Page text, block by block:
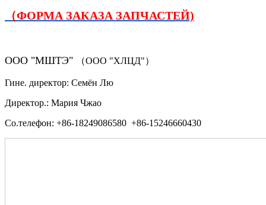
（ФОРМА ЗАКАЗА ЗАПЧАСТЕЙ)
ООО "МШТЭ" （ООО "ХЛЦД"）
Гине. директор: Семён Лю
Директор.: Мария Чжао
Со.телефон: +86-18249086580 +86-15246660430